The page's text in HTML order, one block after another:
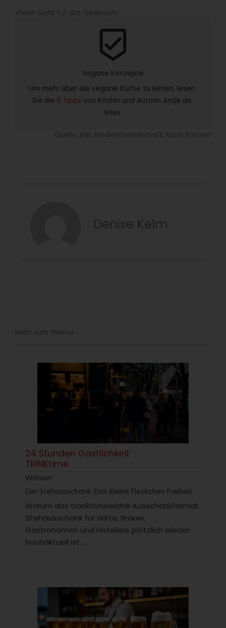
Vielen Dank für das Gespräch!
beenhere
Vegane Konzepte
Um mehr über die vegane Küche zu lernen, lesen
Sie die 5 Tipps von Köchin und Autorin Antje de
Vries.
Quelle: B&L MedienGesellschaft, Klaus Kuttner
Denise Kelm
Mehr zum Thema
24 Stunden Gastlichkeit
TRINKtime
Wissen
Der Stehausschank: Das kleine Fleckchen Freiheit
Warum das traditionsreiche Ausschankformat
Stehausschank für Wirte, Brauer,
Gastronomen und Hoteliers plötzlich wieder
hochaktuell ist....